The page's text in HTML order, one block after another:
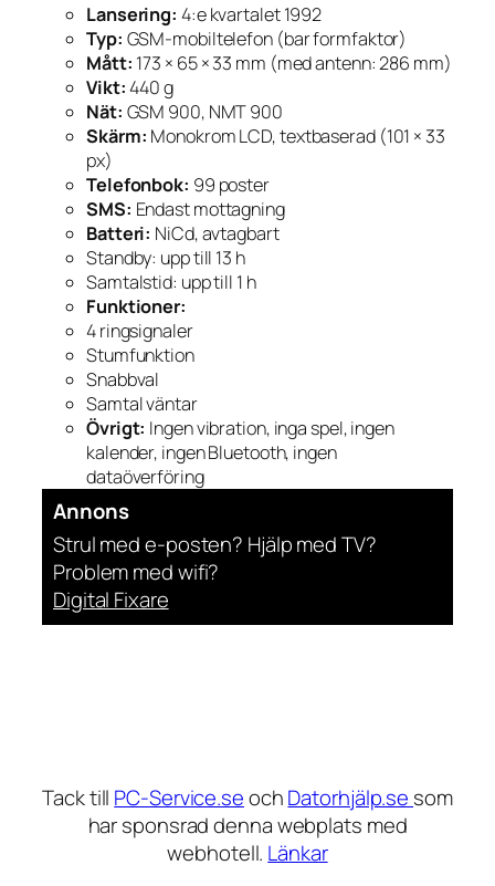
Lansering: 4:e kvartalet 1992
Typ: GSM-mobiltelefon (bar formfaktor)
Mått: 173 × 65 × 33 mm (med antenn: 286 mm)
Vikt:440 g
Nät: GSM 900, NMT 900
Skärm: Monokrom LCD, textbaserad (101 × 33
px)
Telefonbok: 99 poster
SMS: Endast mottagning
Batteri: NiCd, avtagbart
Standby: upp till 13 h
Samtalstid: upp till 1 h
Funktioner:
4 ringsignaler
Stumfunktion
Snabbval
Samtal väntar
Övrigt: Ingen vibration, inga spel, ingen
kalender, ingen Bluetooth, ingen
dataöverföring
Annons
Strul med e-posten? Hjälp med TV?
Problem med wifi?
Digital Fixare
Tack till PC-Service.seochDatorhjälp.se som
har sponsrad denna webplats med
webhotell. Länkar